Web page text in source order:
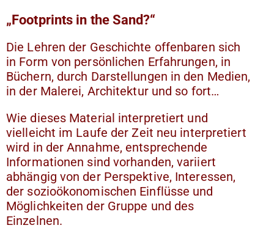
„Footprints in the Sand?“
Die Lehren der Geschichte offenbaren sich
in Form von persönlichen Erfahrungen, in
Büchern, durch Darstellungen in den Medien,
in der Malerei, Architektur und so fort…
Wie dieses Material interpretiert und
vielleicht im Laufe der Zeit neu interpretiert
wird in der Annahme, entsprechende
Informationen sind vorhanden, variiert
abhängig von der Perspektive, Interessen,
der sozioökonomischen Einflüsse und
Möglichkeiten der Gruppe und des
Einzelnen.